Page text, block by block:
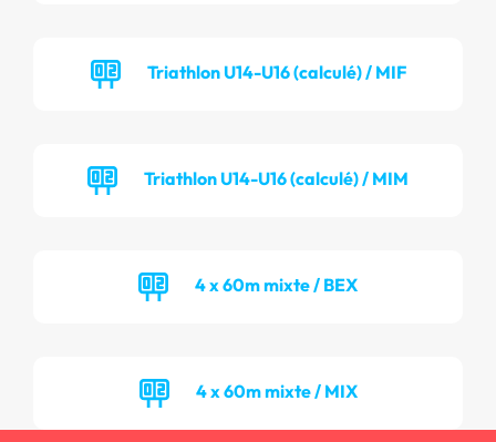
Triathlon U14-U16 (calculé) / MIF
Triathlon U14-U16 (calculé) / MIM
4 x 60m mixte / BEX
4 x 60m mixte / MIX